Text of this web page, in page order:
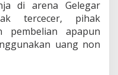
di arena Gelegar
tercecer, pihak
pembelian apapun
uang non